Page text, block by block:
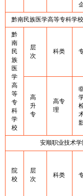
黔南民族医学高等专科学校
黔
南
民
族
医
学
高
等
专
科
学
校
层
次
科类
高
升
专
高专
理
安顺职业技术学院（
院
校
层
次
科类